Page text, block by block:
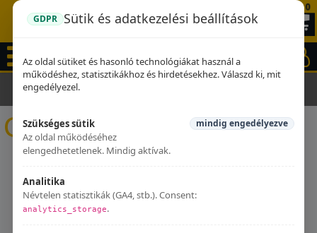
GDPR Sütik és adatkezelési beállítások
Az oldal sütiket és hasonló technológiákat használ a
működéshez, statisztikákhoz és hirdetésekhez. Válaszd ki, mit
engedélyezel.
Szükséges sütik
Az oldal működéséhez
elengedhetetlenek. Mindig aktívak.
mindig engedélyezve
Analitika
Névtelen statisztikák (GA4, stb.). Consent:
analytics_storage.
0
Kezdőlap Kipufogók
Cectek